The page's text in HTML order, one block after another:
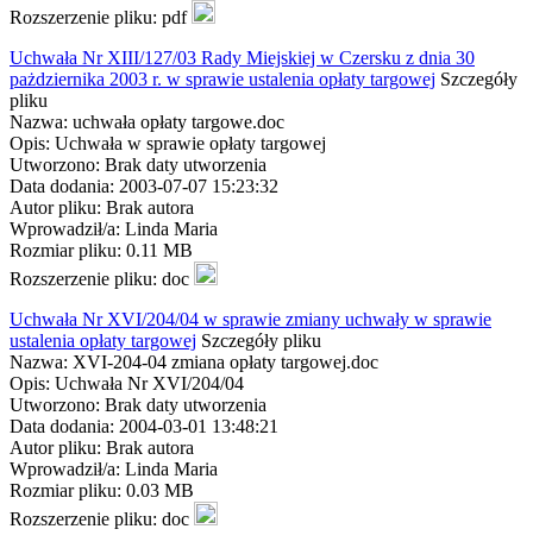
Rozszerzenie pliku: pdf
Uchwała Nr XIII/127/03 Rady Miejskiej w Czersku z dnia 30
pażdziernika 2003 r. w sprawie ustalenia opłaty targowej Szczegóły
pliku
Nazwa: uchwała opłaty targowe.doc
Opis: Uchwała w sprawie opłaty targowej
Utworzono: Brak daty utworzenia
Data dodania: 2003-07-07 15:23:32
Autor pliku: Brak autora
Wprowadził/a: Linda Maria
Rozmiar pliku: 0.11 MB
Rozszerzenie pliku: doc
Uchwała Nr XVI/204/04 w sprawie zmiany uchwały w sprawie
ustalenia opłaty targowej Szczegóły pliku
Nazwa: XVI-204-04 zmiana opłaty targowej.doc
Opis: Uchwała Nr XVI/204/04
Utworzono: Brak daty utworzenia
Data dodania: 2004-03-01 13:48:21
Autor pliku: Brak autora
Wprowadził/a: Linda Maria
Rozmiar pliku: 0.03 MB
Rozszerzenie pliku: doc